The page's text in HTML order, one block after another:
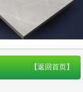
【返回首页】